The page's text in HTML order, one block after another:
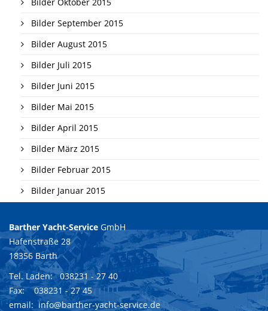
Bilder September 2015
Bilder August 2015
Bilder Juli 2015
Bilder Juni 2015
Bilder Mai 2015
Bilder April 2015
Bilder März 2015
Bilder Februar 2015
Bilder Januar 2015
Barther Yacht-Service GmbH
Hafenstraße 28
18356 Barth
Tel. Laden:038231 - 27 40
Fax: 038231 - 27 45
email:info@barther-yacht-service.de